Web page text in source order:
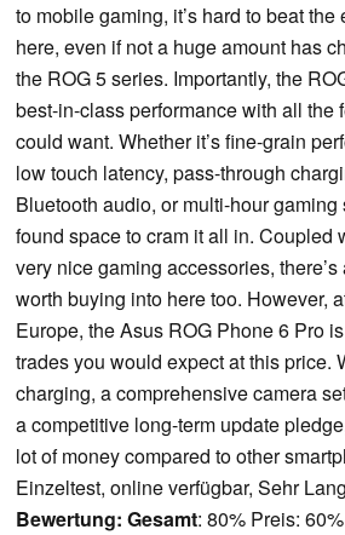
to mobile gaming, it’s hard to beat
here, even if not a huge amount has
the ROG 5 series. Importantly, the
best-in-class performance with all the
could want. Whether it’s fine-grain
low touch latency, pass-through
Bluetooth audio, or multi-hour
found space to cram it all in. Coupled
very nice gaming accessories,
worth buying into here too. However,
Europe, the Asus ROG Phone 6 Pro
trades you would expect at this price.
charging, a comprehensive camera
a competitive long-term update
lot of money compared to other
Einzeltest, online verfügbar, Sehr
Bewertung: Gesamt: 80% Preis: